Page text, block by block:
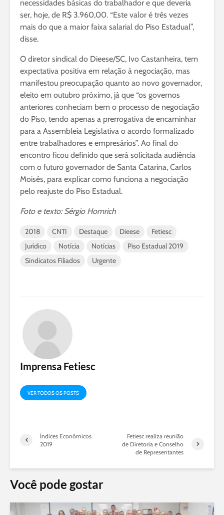
necessidades básicas do trabalhador e que deveria
ser, hoje, de R$ 3.960,00. “Este valor é três vezes
mais do que a maior faixa salarial do Piso Estadual”,
disse.
O diretor sindical do Dieese/SC, Ivo Castanheira, tem
expectativa positiva em relação à negociação, mas
manifestou preocupação quanto ao novo governador,
eleito em outubro próximo, já que “os governos
anteriores conheciam bem o processo de negociação
do Piso, tendo apenas a prerrogativa de encaminhar
para a Assembleia Legislativa o acordo formalizado
entre trabalhadores e empresários”. Ao final do
encontro ficou definido que será solicitada audiência
com o futuro governador de Santa Catarina, Carlos
Moisés, para explicar como funciona a negociação
pelo reajuste do Piso Estadual.
Foto e texto: Sérgio Homrich
2018 CNTI Destaque Dieese
Fetiesc
Jurídico
Notícia Notícias
Piso Estadual 2019
Sindicatos Filiados
Urgente
Imprensa Fetiesc
VER TODOS OS POSTS
Índices Econômicos
2019
Fetiesc realiza reunião
de Diretoria e Conselho
de Representantes
Você pode gostar